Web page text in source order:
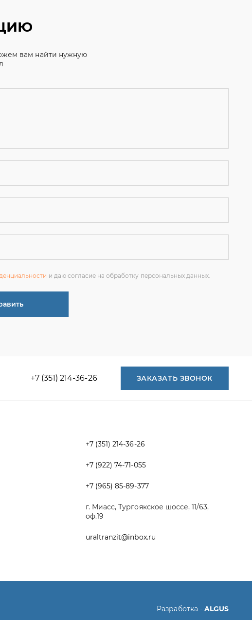
вам найти нужную
+7 (351) 214-36-26
оф.19
uraltranzit@inbox.ru